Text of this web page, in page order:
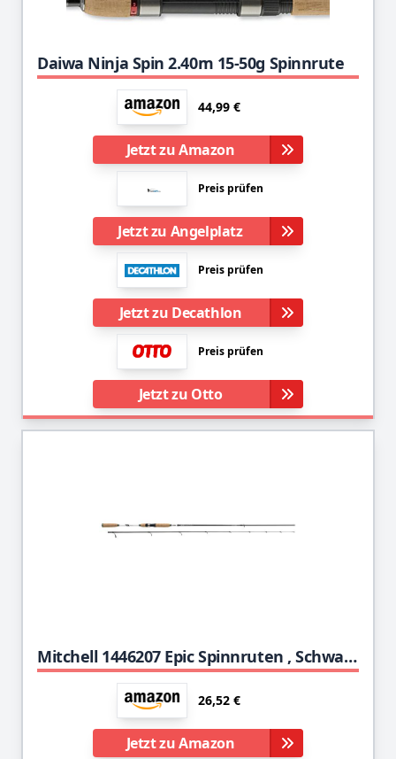
Daiwa Ninja Spin 2.40m 15-50g Spinnrute
44,99 €
Jetzt zu Amazon
Preis prüfen
Jetzt zu Angelplatz
Preis prüfen
Jetzt zu Decathlon
Preis prüfen
Jetzt zu Otto
Mitchell 1446207 Epic Spinnruten , Schwarz, 1.80m| 2-12g
26,52 €
Jetzt zu Amazon